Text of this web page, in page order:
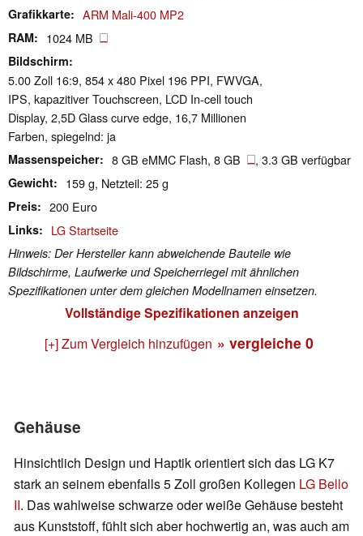
Grafikkarte ARM Mali-400 MP2
RAM 1024 MB
Bildschirm
5.00 Zoll 16:9, 854 x 480 Pixel 196 PPI, FWVGA,
IPS, kapazitiver Touchscreen, LCD In-cell touch
Display, 2,5D Glass curve edge, 16,7 Millionen
Farben, spiegelnd: ja
Massenspeicher 8 GB eMMC Flash, 8 GB , 3.3 GB verfügbar
Gewicht 159 g, Netzteil: 25 g
Preis 200 Euro
Links LG Startseite
Hinweis: Der Hersteller kann abweichende Bauteile wie
Bildschirme, Laufwerke und Speicherriegel mit ähnlichen
Spezifikationen unter dem gleichen Modellnamen einsetzen.
Vollständige Spezifikationen anzeigen
[+] Zum Vergleich hinzufügen » vergleiche 0
Gehäuse
Hinsichtlich Design und Haptik orientiert sich das LG K7
stark an seinem ebenfalls 5 Zoll großen Kollegen LG Bello
II. Das wahlweise schwarze oder weiße Gehäuse besteht
aus Kunststoff, fühlt sich aber hochwertig an, was auch am